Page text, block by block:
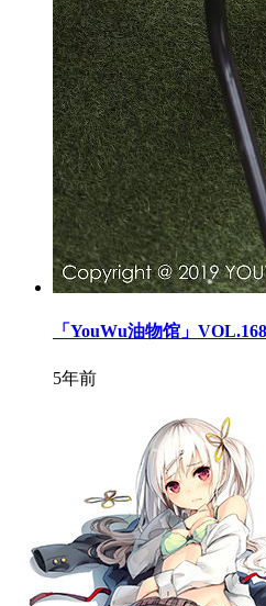
「YouWu油物馆」
5年前